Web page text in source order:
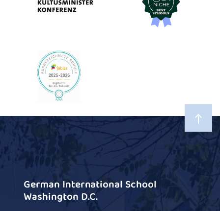
German International School
Washington D.C.